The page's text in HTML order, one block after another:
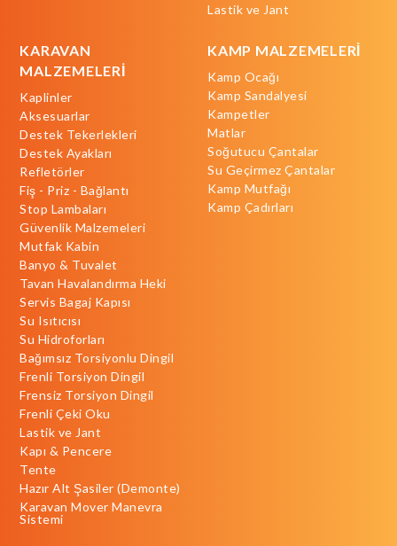
Lastik ve Jant
KARAVAN
MALZEMELERİ
Kaplinler
Aksesuarlar
Destek Tekerlekleri
Destek Ayakları
Refletörler
Fiş - Priz - Bağlantı
Stop Lambaları
Güvenlik Malzemeleri
Mutfak Kabin
Banyo & Tuvalet
Tavan Havalandırma Heki
Servis Bagaj Kapısı
Su Isıtıcısı
Su Hidroforları
Bağımsız Torsiyonlu Dingil
Frenli Torsiyon Dingil
Frensiz Torsiyon Dingil
Frenli Çeki Oku
Lastik ve Jant
Kapı & Pencere
Tente
Hazır Alt Şasiler (Demonte)
Karavan Mover Manevra
Sistemi
KAMP MALZEMELERİ
Kamp Ocağı
Kamp Sandalyesi
Kampetler
Matlar
Soğutucu Çantalar
Su Geçirmez Çantalar
Kamp Mutfağı
Kamp Çadırları